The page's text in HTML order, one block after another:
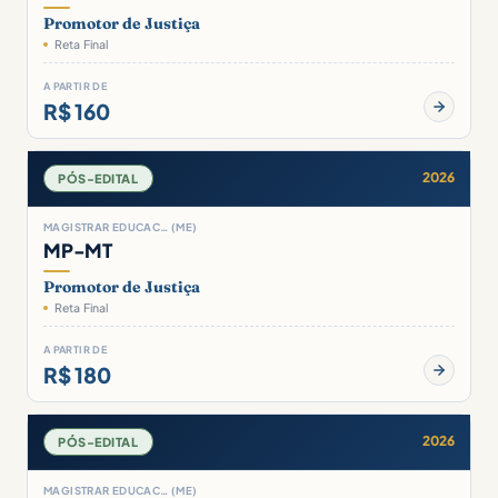
Promotor de Justiça
Reta Final
A PARTIR DE
R$ 160
PÓS-EDITAL 2026
MAGISTRAR EDUCAC… (ME)
MP-MT
Promotor de Justiça
Reta Final
A PARTIR DE
R$ 180
PÓS-EDITAL 2026
MAGISTRAR EDUCAC… (ME)